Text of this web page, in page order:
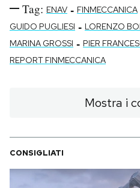
Tag: ENAV - FINMECCANICA
GUIDO PUGLIESI - LORENZO
MARINA GROSSI - PIER
REPORT FINMECCANICA
Mostra i
CONSIGLIATI